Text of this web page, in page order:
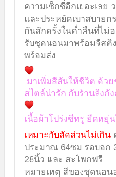
ความเซ็กซี่อีกเยอะเลย
และประหยัดเบาสบายก
กันสักครั้งในค่ำคืนที่ไม่
รับชุดนอนมาพร้อมจีสติ
พร้อมส่ง
มาเพิ่มสีสันให้ชีวิต ด้ว
สไตล์น่ารัก กับร้านลิงกั
เนื้อผ้าโปร่งซีทรู ยืดหยุ่
เหมาะกับสัดส่วนไม่เกิน
ประมาณ 64ซม รอบอก
28นิ้ว และ สะโพกฟรี
หมายเหตุ สีของชุดนอน